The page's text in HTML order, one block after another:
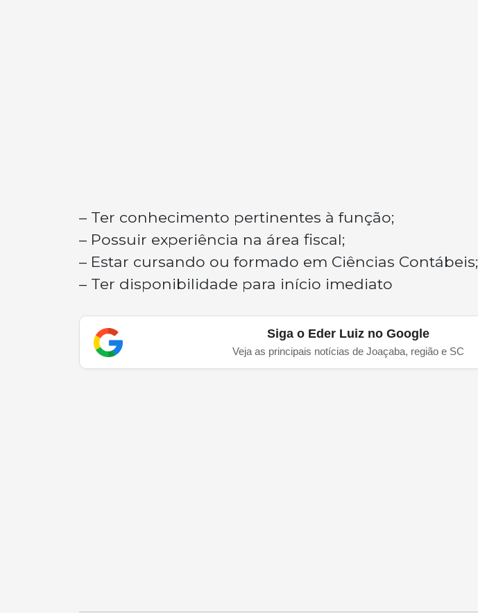
– Ter conhecimento pertinentes à função;
– Possuir experiência na área fiscal;
– Estar cursando ou formado em Ciências Contábeis;
– Ter disponibilidade para início imediato
Siga o Eder Luiz no Google
Veja as principais notícias de Joaçaba, região e SC